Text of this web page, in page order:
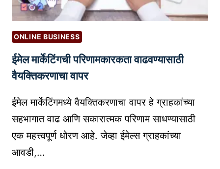
X
सं
पू
मा
र्ग
र्श
क
T
G
P
T
च्या
प्र
वा
अ
भ्या
ONLINE BUSINESS
ईमेल मार्केटिंगची परिणामकारकता वाढवण्यासाठी
वैयक्तिकरणाचा वापर
ईमेल मार्केटिंगमध्ये वैयक्तिकरणाचा वापर हे ग्राहकांच्या
सहभागात वाढ आणि सकारात्मक परिणाम साधण्यासाठी
एक महत्त्वपूर्ण धोरण आहे. जेव्हा ईमेल्स ग्राहकांच्या
आवडी,…